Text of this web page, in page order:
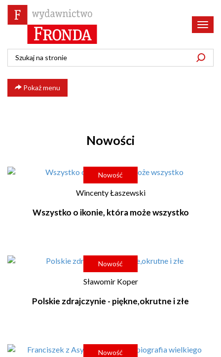
Pokaż menu
Nowości
Nowość
Wincenty Łaszewski
Wszystko o ikonie, która może wszystko
Nowość
Sławomir Koper
Polskie zdrajczynie - piękne,okrutne i złe
Nowość